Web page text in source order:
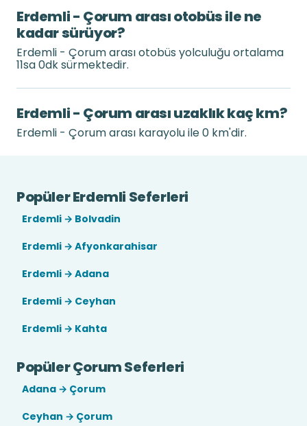
Erdemli - Çorum arası otobüs ile ne
kadar sürüyor?
Erdemli - Çorum arası otobüs yolculuğu ortalama
11sa 0dk sürmektedir.
Erdemli - Çorum arası uzaklık kaç km?
Erdemli - Çorum arası karayolu ile 0 km'dir.
Popüler Erdemli Seferleri
Erdemli → Bolvadin
Erdemli → Afyonkarahisar
Erdemli → Adana
Erdemli → Ceyhan
Erdemli → Kahta
Popüler Çorum Seferleri
Adana → Çorum
Ceyhan → Çorum